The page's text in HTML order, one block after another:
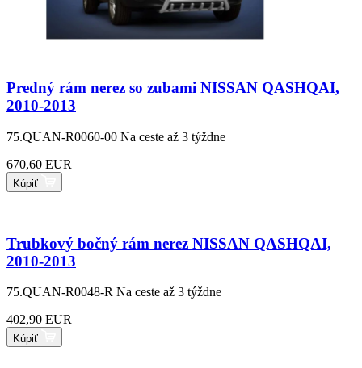
Predný rám nerez so zubami NISSAN QASHQAI,
2010-2013
75.QUAN-R0060-00 Na ceste až 3 týždne
670,60 EUR
Kúpiť
Trubkový bočný rám nerez NISSAN QASHQAI,
2010-2013
75.QUAN-R0048-R Na ceste až 3 týždne
402,90 EUR
Kúpiť